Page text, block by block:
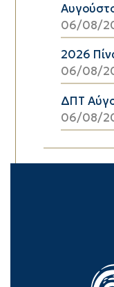
06/08/
2026
06/08/
ΔΠΤ
06/08/